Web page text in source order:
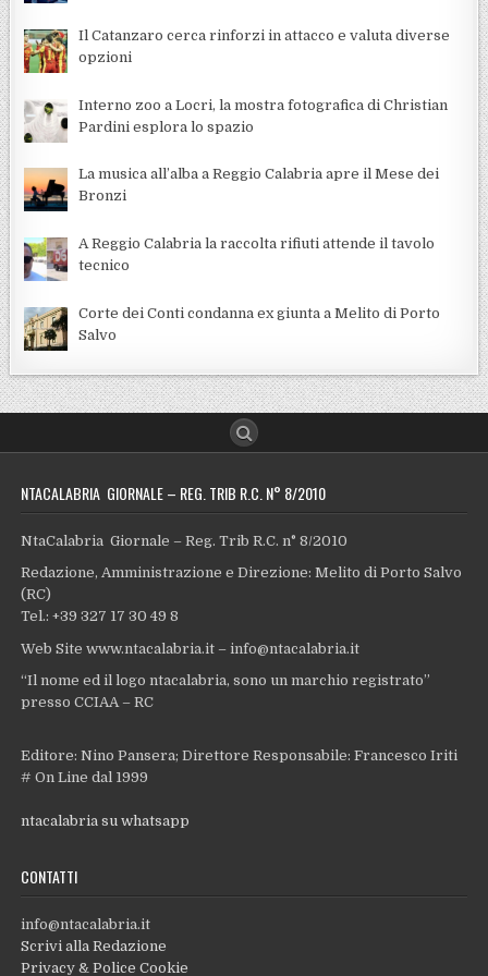
Il Catanzaro cerca rinforzi in attacco e valuta diverse
opzioni
Interno zoo a Locri, la mostra fotografica di Christian
Pardini esplora lo spazio
La musica all’alba a Reggio Calabria apre il Mese dei
Bronzi
A Reggio Calabria la raccolta rifiuti attende il tavolo
tecnico
Corte dei Conti condanna ex giunta a Melito di Porto
Salvo
NTACALABRIA GIORNALE – REG. TRIB R.C. N° 8/2010
NtaCalabria Giornale – Reg. Trib R.C. n° 8/2010
Redazione, Amministrazione e Direzione: Melito di Porto Salvo
(RC)
Tel.: +39 327 17 30 49 8
Web Site www.ntacalabria.it – info@ntacalabria.it
“Il nome ed il logo ntacalabria, sono un marchio registrato”
presso CCIAA – RC
Editore: Nino Pansera; Direttore Responsabile: Francesco Iriti
# On Line dal 1999
ntacalabria su whatsapp
CONTATTI
info@ntacalabria.it
Scrivi alla Redazione
Privacy & Police Cookie